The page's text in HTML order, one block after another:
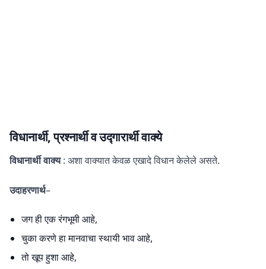
विधानार्थी, प्रश्नार्थी व उद्गारार्थी वाक्ये
विधानार्थी वाक्य: अशा वाक्यात केवळ एखादे विधान केलेले असते.
उदाहरणार्थ–
जग ही एक रंगभूमी आहे,
चुका करणे हा मानवाचा स्थायी भाव आहे,
तो खूप हुशा आहे,